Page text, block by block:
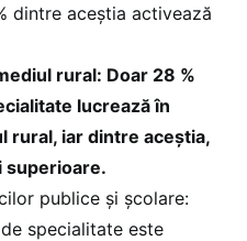
dintre aceștia activează
rural: Doar 28 %
lucrează în
rural, iar dintre aceștia,
superioare.
publice și școlare:
specialitate este